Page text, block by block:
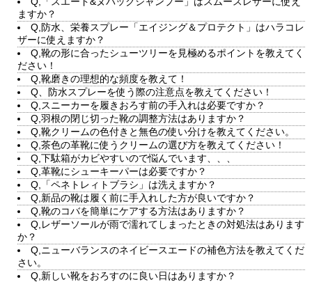
ますか？
Q,防水、栄養スプレー「エイジング＆プロテクト」はハラコレ
ザーに使えますか？
Q,靴の形に合ったシューツリーを見極めるポイントを教えてく
ださい！
Q,靴磨きの理想的な頻度を教えて！
Q、防水スプレーを使う際の注意点を教えてください！
Q,スニーカーを履きおろす前の手入れは必要ですか？
Q,羽根の閉じ切った靴の調整方法はありますか？
Q,靴クリームの色付きと無色の使い分けを教えてください。
Q,茶色の革靴に使うクリームの選び方を教えてください！
Q,下駄箱がカビやすいので悩んでいます、、、
Q,革靴にシューキーパーは必要ですか？
Q,「ペネトレィトブラシ」は洗えますか？
Q,新品の靴は履く前に手入れした方が良いですか？
Q,靴のコバを簡単にケアする方法はありますか？
Q,レザーソールが雨で濡れてしまったときの対処法はあります
か？
Q,ニューバランスのネイビースエードの補色方法を教えてくだ
さい。
Q,新しい靴をおろすのに良い日はありますか？